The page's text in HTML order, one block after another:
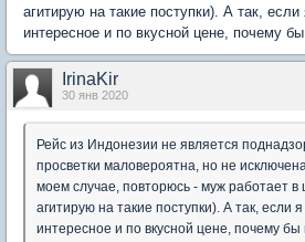
агитирую на такие поступки). А так,
интересное и по вкусной цене, почему
IrinaKir
30 янв 2020
Рейс из Индонезии не является
просветки маловероятна, но не
моем случае, повторюсь - муж работает в
агитирую на такие поступки). А так, если
интересное и по вкусной цене, почему бы